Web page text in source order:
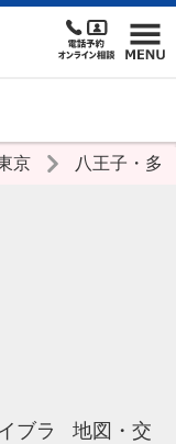
京 八王子・多
ブラ
地図・交